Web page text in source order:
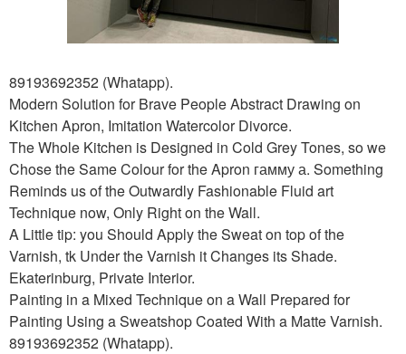
89193692352 (Whatapp).
Modern Solution for Brave People Abstract Drawing on
Kitchen Apron, Imitation Watercolor Divorce.
The Whole Kitchen is Designed in Cold Grey Tones, so we
Chose the Same Colour for the Apron гамму а. Something
Reminds us of the Outwardly Fashionable Fluid art
Technique now, Only Right on the Wall.
A Little tip: you Should Apply the Sweat on top of the
Varnish, tk Under the Varnish it Changes its Shade.
Ekaterinburg, Private Interior.
Painting in a Mixed Technique on a Wall Prepared for
Painting Using a Sweatshop Coated With a Matte Varnish.
89193692352 (Whatapp).